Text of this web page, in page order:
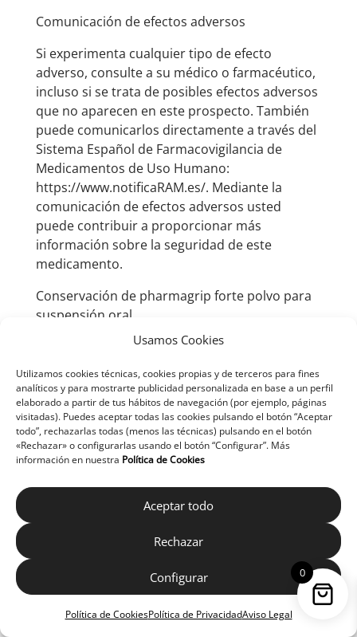
Usamos Cookies
Utilizamos cookies técnicas, cookies propias y de terceros para fines
analíticos y para mostrarte publicidad personalizada en base a un perfil
elaborado a partir de tus hábitos de navegación (por ejemplo, páginas
visitadas). Puedes aceptar todas las cookies pulsando el botón “Aceptar
todo”, rechazarlas todas (menos las técnicas) pulsando en el botón
«Rechazar» o configurarlas usando el botón “Configurar”. Más
información en nuestra Política de Cookies
Aceptar todo
Rechazar
Configurar
Política de CookiesPolítica de PrivacidadAviso Legal
Comunicación de efectos adversos
Si experimenta cualquier tipo de efecto
adverso, consulte a su médico o farmacéutico,
incluso si se trata de posibles efectos adversos
que no aparecen en este prospecto. También
puede comunicarlos directamente a través del
Sistema Español de Farmacovigilancia de
Medicamentos de Uso Humano:
https://www.notificaRAM.es/. Mediante la
comunicación de efectos adversos usted
puede contribuir a proporcionar más
información sobre la seguridad de este
medicamento.
Conservación de pharmagrip forte polvo para
suspensión oral
Mantener este medicamento fuera de la vista y
temperatura superior a 30º C.
No utilice este medicamento después de la
fecha de caducidad que aparece en el envase
después de “CAD”. La fecha de caducidad es el
último día del mes que se indica.
desagües ni a la basura. Deposite los envases y
SIGRE de la farmacia. En caso de duda
pregunte a su farmacéutico cómo deshacerse
de los envases y de los medicamentos que ya
no necesita. De esta forma, ayudará a proteger
0